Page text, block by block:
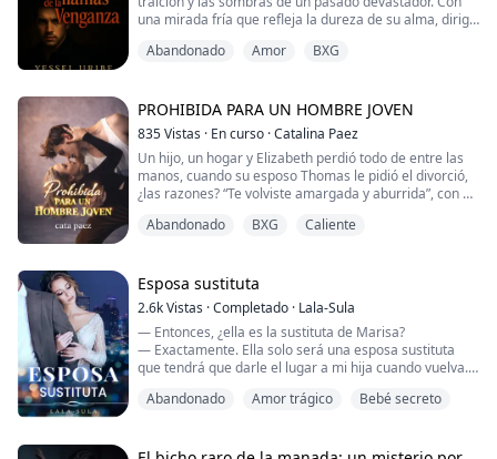
una mirada fría que refleja la dureza de su alma, dirige
trasciende los negocios: vengar la brutal muerte de su
promesa que ha consumido su corazón d...
Abandonado Amor BXG
PROHIBIDA PARA UN HOMBRE JOVEN
835Vistas · En curso ·Catalina Paez
Un hijo, un hogar y Elizabeth perdió todo de entre las
manos, cuando su esposo Thomas le pidió el divorció,
¿las razones? “Te volviste amargada y aburrida”, con el
que nunca la abandona, Elizabeth debe iniciar una
joven que ella, y que se obsesiona con su belleza y su
manera de ser, él...
Abandonado BXG Caliente
Esposa sustituta
2.6kVistas ·Completado · Lala-Sula
— Entonces, ¿ella es la sustituta de Marisa?
— Exactamente. Ella solo será una esposa sustituta
que tendrá que darle el lugar a mi hija cuando vuelva.
empujándolo hacia él y Harding, me toma de la barbilla
Abandonado Amor trágico Bebé secreto